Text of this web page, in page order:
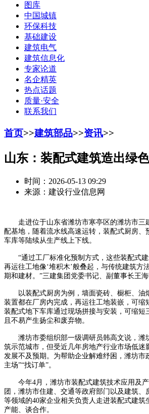
图库
中国城镇
环保科技
基础建设
建筑电气
建筑信息化
专家论道
名企精英
热点话题
质量·安全
联系我们
首页>>建筑部品>>资讯>>
山东：装配式建筑造出绿
时间：2026-05-13 09:29
来源：建设行业信息网
走进位于山东省潍坊市寒亭区的潍坊市三
配基地，随着流水线高速运转，装配式厨房、
车库等陆续从生产线上下线。
“通过工厂标准化预制方式，这些装配式建
再运往工地像‘堆积木’般叠起，与传统建筑方
期和建材。”三建集团党委书记、副董事长王海
以装配式厨房为例，墙面瓷砖、橱柜、油
装置都在厂房内完成，再运往工地装嵌，可缩
装配式地下车库通过现场拼接与安装，可缩短
且不易产生扬尘和废弃物。
潍坊市委组织部一级调研员韩高文说，潍
筑示范城市，但受近几年房地产行业市场低迷
发展不及预期。为帮助企业解难纾困，潍坊市
主场”“找订单”。
今年4月，潍坊市装配式建筑技术应用及产
团，潍坊市住建、交通等政府部门以及建筑、
等领域的40家企业相关负责人走进装配式建筑
产能、谈合作。